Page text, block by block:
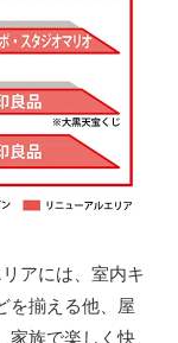
アには、室内キ
を揃える他、屋
家族で楽しく快